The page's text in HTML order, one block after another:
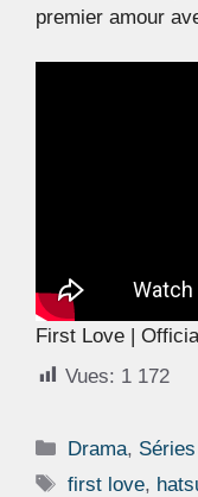
premier amour
First Love |
Vues: 1 172
Catégories
Drama,
Étiquettes
first love,